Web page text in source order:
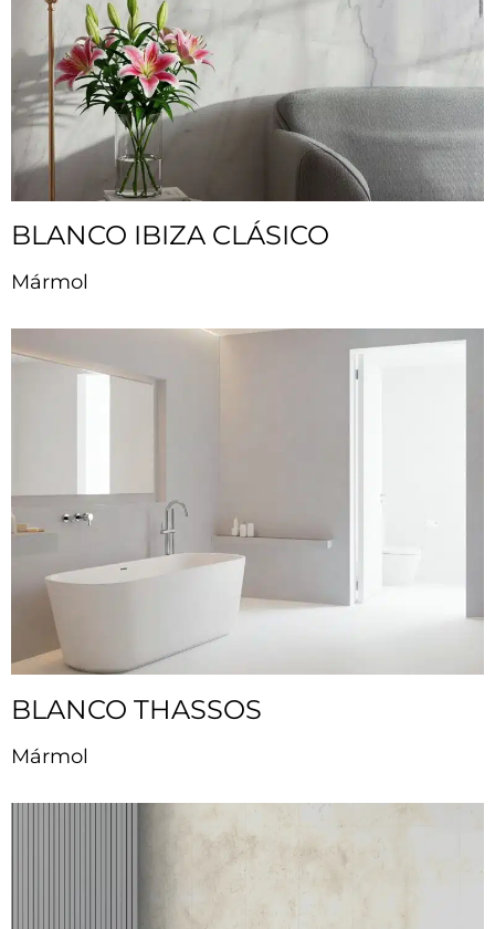
BLANCO IBIZA CLÁSICO
Mármol
BLANCO THASSOS
Mármol